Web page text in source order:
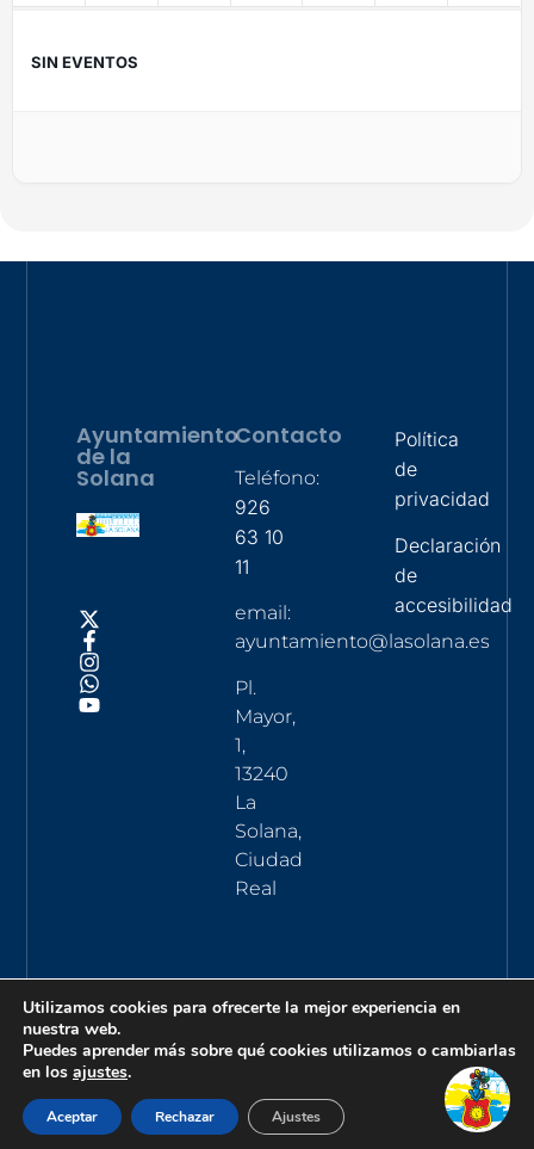
SIN EVENTOS
Ayuntamiento
de la
Solana
Contacto
Teléfono:
926
63 10
11
email:
ayuntamiento@lasolana.es
Pl.
Mayor,
1,
13240
La
Solana,
Ciudad
Real
Política
de
privacidad
Declaración
de
accesibilidad
Utilizamos cookies para ofrecerte la mejor experiencia en
nuestra web.
Puedes aprender más sobre qué cookies utilizamos o cambiarlas
en los ajustes.
Aceptar Rechazar Ajustes